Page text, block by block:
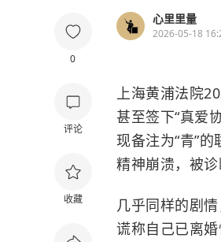
0
评论
收藏
心里里量
2026-05-18
上海黄浦法院
甚至签下“真爱
现备注为“青”
精神崩溃，被诊
几乎同样的剧
谎称自己已离